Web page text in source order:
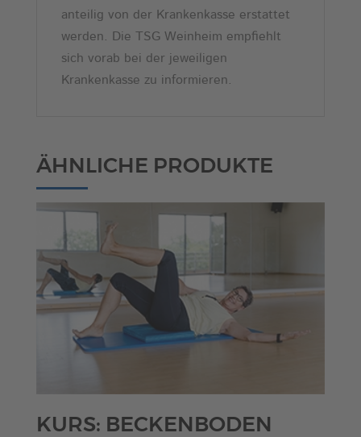
anteilig von der Krankenkasse erstattet
werden. Die TSG Weinheim empfiehlt
sich vorab bei der jeweiligen
Krankenkasse zu informieren.
ÄHNLICHE PRODUKTE
KURS: BECKENBODEN